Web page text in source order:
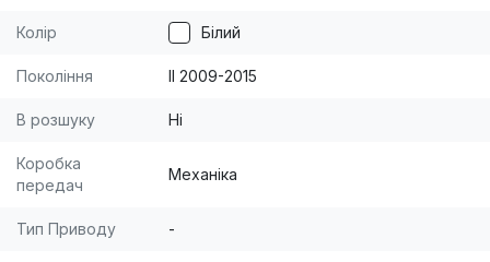
Колір Білий
Покоління II 2009-2015
В розшуку Ні
Коробка
передач
Механіка
Тип Приводу -